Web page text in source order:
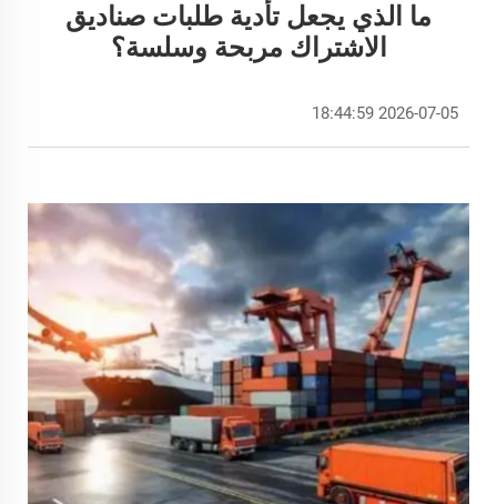
ما الذي يجعل تأدية طلبات صناديق
الاشتراك مربحة وسلسة؟
2026-07-05 18:44:59